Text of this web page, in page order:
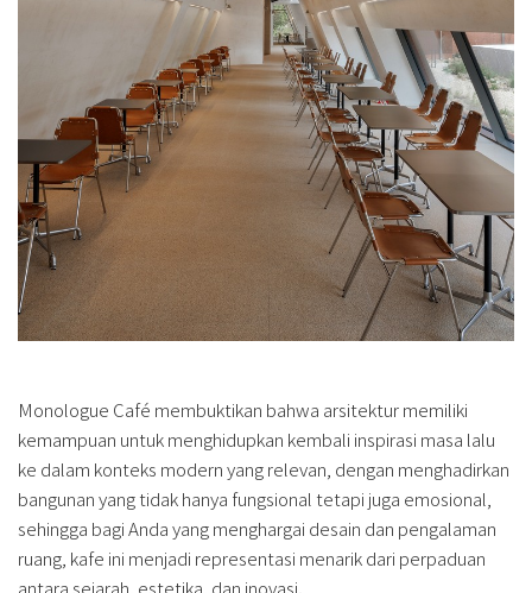
Monologue Café membuktikan bahwa arsitektur memiliki
kemampuan untuk menghidupkan kembali inspirasi masa lalu
ke dalam konteks modern yang relevan, dengan menghadirkan
bangunan yang tidak hanya fungsional tetapi juga emosional,
sehingga bagi Anda yang menghargai desain dan pengalaman
ruang, kafe ini menjadi representasi menarik dari perpaduan
antara sejarah, estetika, dan inovasi.